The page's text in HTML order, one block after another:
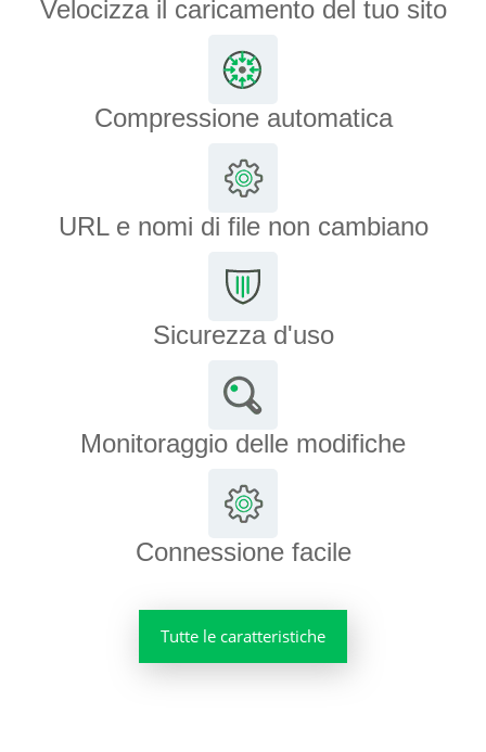
Velocizza il caricamento del tuo sito
Compressione automatica
URL e nomi di file non cambiano
Sicurezza d'uso
Monitoraggio delle modifiche
Connessione facile
Tutte le caratteristiche